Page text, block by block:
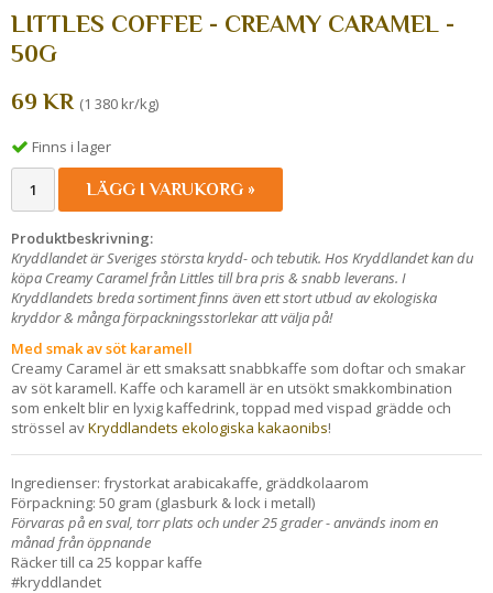
LITTLES COFFEE - CREAMY CARAMEL -
50G
69 KR (1 380 kr/kg)
Finns i lager
LÄGG I VARUKORG »
Produktbeskrivning:
Kryddlandet är Sveriges största krydd- och tebutik. Hos Kryddlandet kan du
köpa Creamy Caramel från Littles till bra pris & snabb leverans. I
Kryddlandets breda sortiment finns även ett stort utbud av ekologiska
kryddor & många förpackningsstorlekar att välja på!
Med smak av söt karamell
Creamy Caramel är ett smaksatt snabbkaffe som doftar och smakar
av söt karamell. Kaffe och karamell är en utsökt smakkombination
som enkelt blir en lyxig kaffedrink, toppad med vispad grädde och
strössel avKryddlandets ekologiska kakaonibs!
Ingredienser: frystorkat arabicakaffe, gräddkolaarom
Förpackning: 50 gram (glasburk & lock i metall)
Förvaras på en sval, torr plats och under 25 grader - används inom en
månad från öppnande
Räcker till ca 25 koppar kaffe
#kryddlandet